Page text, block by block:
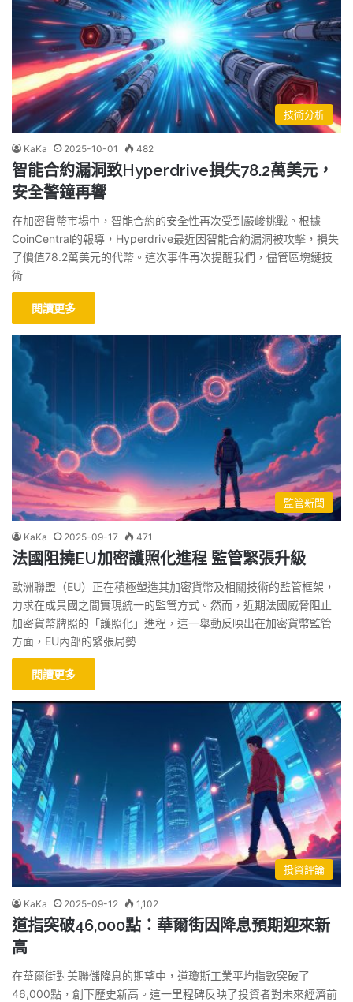
技術分析
KaKa 2025-10-01 482
智能合約漏洞致Hyperdrive損失78.2萬美元，
安全警鐘再響
在加密貨幣市場中，智能合約的安全性再次受到嚴峻挑戰。根據
CoinCentral的報導，Hyperdrive最近因智能合約漏洞被攻擊，損失
了價值78.2萬美元的代幣。這次事件再次提醒我們，儘管區塊鏈技
術
閱讀更多
監管新聞
KaKa 2025-09-17 471
法國阻撓EU加密護照化進程 監管緊張升級
歐洲聯盟（EU）正在積極塑造其加密貨幣及相關技術的監管框架，
力求在成員國之間實現統一的監管方式。然而，近期法國威脅阻止
加密貨幣牌照的「護照化」進程，這一舉動反映出在加密貨幣監管
方面，EU內部的緊張局勢
閱讀更多
投資評論
KaKa 2025-09-12 1,102
道指突破46,000點：華爾街因降息預期迎來新
高
在華爾街對美聯儲降息的期望中，道瓊斯工業平均指數突破了
46,000點，創下歷史新高。這一里程碑反映了投資者對未來經濟前